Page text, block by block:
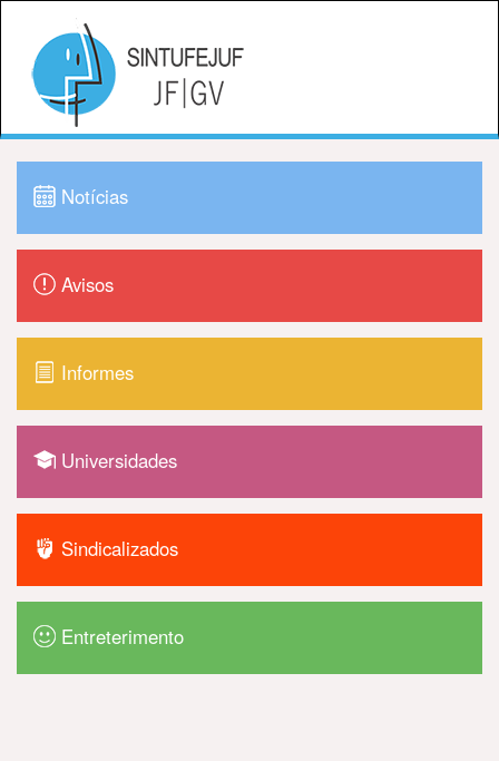
Notícias
Avisos
Informes
Universidades
Sindicalizados
Entreterimento